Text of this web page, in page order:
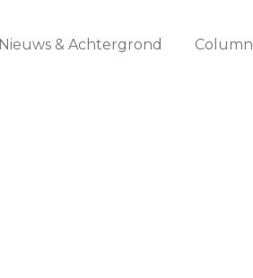
Nieuws & Achtergrond